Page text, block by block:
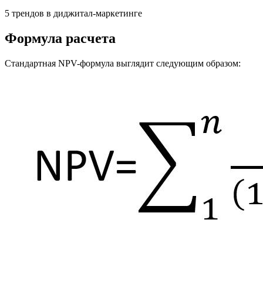
5 трендов в диджитал-маркетинге
Формула расчета
Стандартная NPV-формула выглядит следующим образом: